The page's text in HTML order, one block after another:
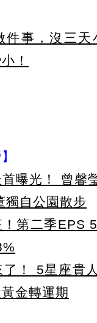
事，沒三天
！
曝光！ 曾馨
獨自公園散步
第二季EPS
了！ 5星座貴
金轉運期